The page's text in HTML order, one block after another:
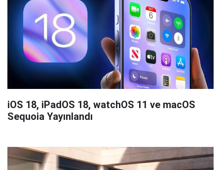
iOS 18, iPadOS 18, watchOS 11 ve macOS
Sequoia Yayınlandı